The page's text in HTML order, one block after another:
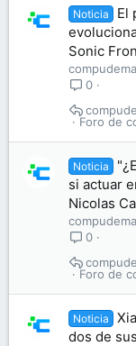
Noticia
El
Sonic
0
Foro de
Noticia
si actuar
Nicolas
0
Foro de
Noticia
dos de